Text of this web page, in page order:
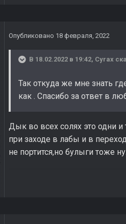
Опубликовано 18 февраля, 2022
В 18.02.2022 в 19:42, Cyrax
Так откуда же мне знать
как . Спасибо за ответ в
Дык во всех солях это одни и
при заходе в лабы и в
не портится,но булыги тоже